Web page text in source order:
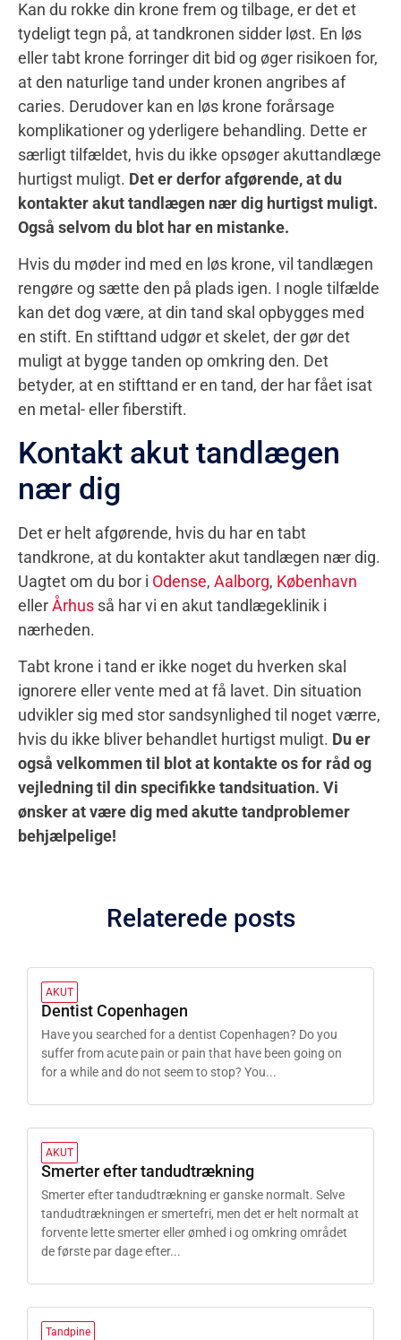
Kan du rokke din krone frem og tilbage, er det et
tydeligt tegn på, at tandkronen sidder løst. En løs
eller tabt krone forringer dit bid og øger risikoen for,
at den naturlige tand under kronen angribes af
caries. Derudover kan en løs krone forårsage
komplikationer og yderligere behandling. Dette er
særligt tilfældet, hvis du ikke opsøger akuttandlæge
hurtigst muligt. Det er derfor afgørende, at du
kontakter akut tandlægen nær dig hurtigst muligt.
Også selvom du blot har en mistanke.
Hvis du møder ind med en løs krone, vil tandlægen
rengøre og sætte den på plads igen. I nogle tilfælde
kan det dog være, at din tand skal opbygges med
en stift. En stifttand udgør et skelet, der gør det
muligt at bygge tanden op omkring den. Det
betyder, at en stifttand er en tand, der har fået isat
en metal- eller fiberstift.
Kontakt akut tandlægen
nær dig
Det er helt afgørende, hvis du har en tabt
tandkrone, at du kontakter akut tandlægen nær dig.
Uagtet om du bor i Odense, Aalborg, København
ellerÅrhus så har vi en akut tandlægeklinik i
nærheden.
Tabt krone i tand er ikke noget du hverken skal
ignorere eller vente med at få lavet. Din situation
udvikler sig med stor sandsynlighed til noget værre,
hvis du ikke bliver behandlet hurtigst muligt. Du er
også velkommen til blot at kontakte os for råd og
vejledning til din specifikke tandsituation. Vi
ønsker at være dig med akutte tandproblemer
behjælpelige!
Relaterede posts
AKUT
Dentist Copenhagen
Have you searched for a dentist Copenhagen? Do you
suffer from acute pain or pain that have been going on
for a while and do not seem to stop? You...
AKUT
Smerter efter tandudtrækning
Smerter efter tandudtrækning er ganske normalt. Selve
tandudtrækningen er smertefri, men det er helt normalt at
forvente lette smerter eller ømhed i og omkring området
de første par dage efter...
Tandpine